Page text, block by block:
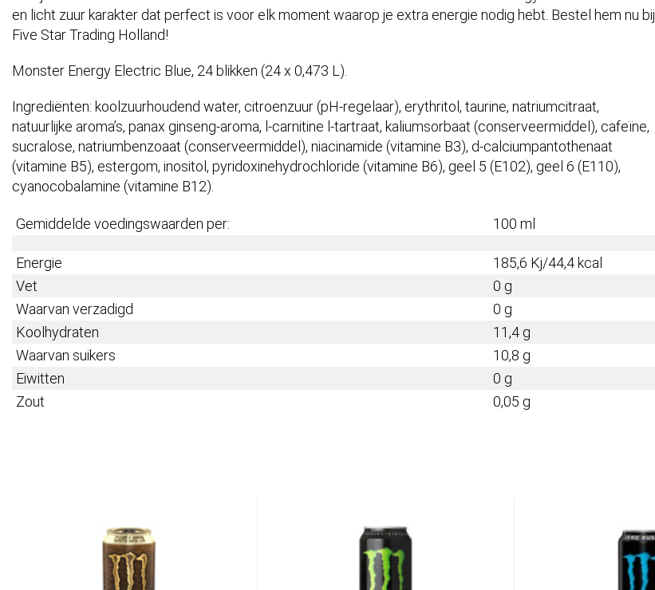
en licht zuur karakter dat perfect is voor elk moment waarop je extra energie nodig hebt. Bestel hem nu bij
Five Star Trading Holland!
Monster Energy Electric Blue, 24 blikken (24 x 0,473 L).
Ingrediënten: koolzuurhoudend water, citroenzuur (pH-regelaar), erythritol, taurine, natriumcitraat,
natuurlijke aroma’s, panax ginseng-aroma, l-carnitine l-tartraat, kaliumsorbaat (conserveermiddel), cafeïne,
sucralose, natriumbenzoaat (conserveermiddel), niacinamide (vitamine B3), d-calciumpantothenaat
(vitamine B5), estergom, inositol, pyridoxinehydrochloride (vitamine B6), geel 5 (E102), geel 6 (E110),
cyanocobalamine (vitamine B12).
Gemiddelde voedingswaarden per: 100 ml
Energie
185,6 Kj/44,4 kcal
Vet
0 g
Waarvan verzadigd
0 g
Koolhydraten
11,4 g
Waarvan suikers
10,8 g
Eiwitten
0 g
Zout
0,05 g